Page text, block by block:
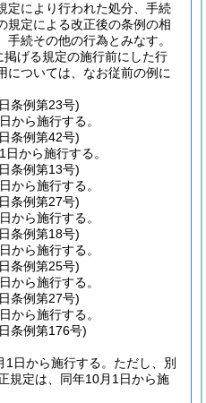
定により行われた処分、手続
規定による改正後の条例の相
続その他の行為とみなす。
掲げる規定の施行前にした行
については、なお従前の例に
条例第23号)
から施行する。
条例第42号)
から施行する。
条例第13号)
から施行する。
条例第27号)
から施行する。
条例第18号)
から施行する。
条例第25号)
から施行する。
条例第27号)
から施行する。
条例第176号)
日から施行する。 ただし、別
規定は、同年10月1日から施